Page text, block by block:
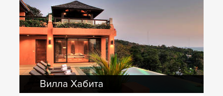
Вилла Хабита